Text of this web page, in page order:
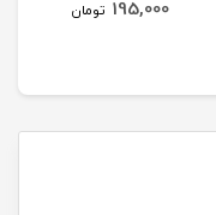
195,000 تومان